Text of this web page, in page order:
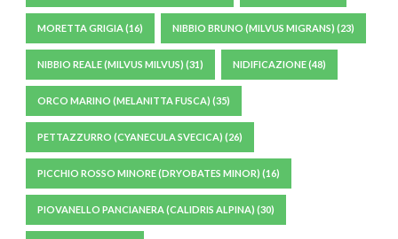
MORETTA GRIGIA(16) NIBBIO BRUNO (MILVUS MIGRANS) (23)
NIBBIO REALE (MILVUS MILVUS) (31) NIDIFICAZIONE(48)
ORCO MARINO (MELANITTA FUSCA) (35)
PETTAZZURRO (CYANECULA SVECICA) (26)
PICCHIO ROSSO MINORE (DRYOBATES MINOR) (16)
PIOVANELLO PANCIANERA (CALIDRIS ALPINA) (30)